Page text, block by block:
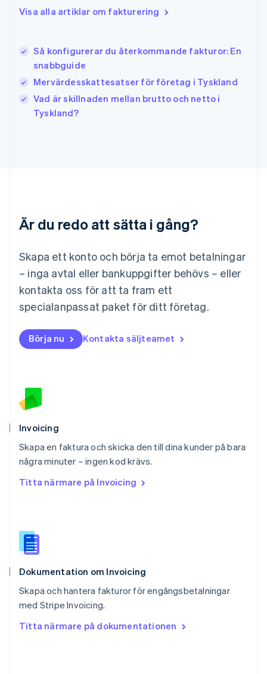
Visa alla artiklar om fakturering
Så konfigurerar du återkommande fakturor: En
snabbguide
Mervärdesskattesatser för företag i Tyskland
Vad är skillnaden mellan brutto och netto i
Tyskland?
Är du redo att sätta i gång?
Skapa ett konto och börja ta emot betalningar
– inga avtal eller bankuppgifter behövs – eller
kontakta oss för att ta fram ett
specialanpassat paket för ditt företag.
Börja nu Kontakta säljteamet
Invoicing
Skapa en faktura och skicka den till dina kunder på bara
några minuter – ingen kod krävs.
Titta närmare på Invoicing
Dokumentation om Invoicing
Skapa och hantera fakturor för engångsbetalningar
med Stripe Invoicing.
Titta närmare på dokumentationen
Italien
日本語English
Kanada
Français
Kroatien
EnglishItaliano
Lettland
English
English简体中文
Malta
Mexiko
English
Nederländerna
NederlandsEnglish
Norge
Nya Zeeland
English
Polen
Português
Rumänien
Schweiz
Deutsch
Singapore
English 简体中文
English
Español
Storbritannien
Sverige
Thailand
ไทยEnglish
English